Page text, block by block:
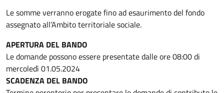
Le somme verranno erogate fino ad esaurimento del fondo
assegnato all’Ambito territoriale sociale.
APERTURA DEL BANDO
Le domande possono essere presentate dalle ore 08:00 di
mercoledì 01.05.2024
SCADENZA DEL BANDO